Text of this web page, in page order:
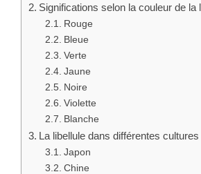
Significations selon la couleur de la
Rouge
Bleue
Verte
Jaune
Noire
Violette
Blanche
La libellule dans différentes cultures
Japon
Chine